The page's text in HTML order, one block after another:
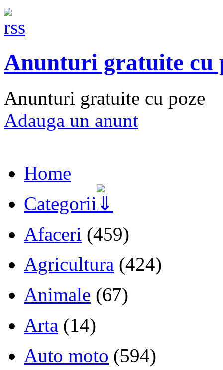
Anunturi gratuite cu
Anunturi gratuite cu poze
Adauga un anunt
Home
Categorii
Afaceri (459)
Agricultura (424)
Animale (67)
Arta (14)
Auto moto (594)